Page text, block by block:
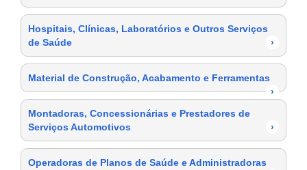
Hospitais, Clínicas, Laboratórios e Outros Serviços
de Saúde
›
Material de Construção, Acabamento e Ferramentas
›
Montadoras, Concessionárias e Prestadores de
Serviços Automotivos
›
Operadoras de Planos de Saúde e Administradoras